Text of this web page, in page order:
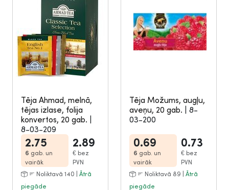
Tēja Ahmad, melnā,
tējas izlase, folija
konvertos, 20 gab.
8-03-209
2.75
6 gab. un
vairāk
2.89
€ bez
PVN
Noliktavā 140 | Ātrā
piegāde
Tēja Možums, augļu,
aveņu, 20 gab.
8-
03-200
0.69
6 gab. un
vairāk
0.73
€ bez
PVN
Noliktavā 89 | Ātrā
piegāde